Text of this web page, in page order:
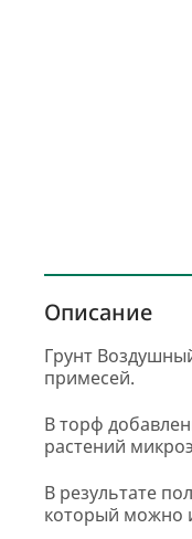
Описание
Грунт
примесей.
В торф
растений
В результате
который можно